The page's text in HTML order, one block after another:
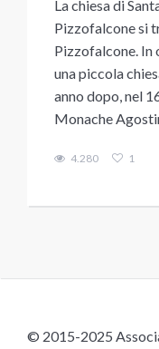
La chiesa di
Pizzofalcone si
Pizzofalcone. In
una piccola
anno dopo, nel
Monache
4.280 1
© 2015-2025